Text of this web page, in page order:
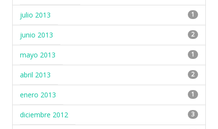
julio 2013 1
junio 2013 2
mayo 2013 1
abril 2013 2
enero 2013 1
diciembre 2012 3